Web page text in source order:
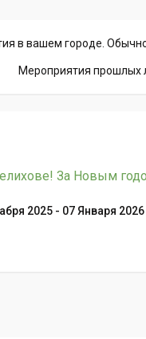
в вашем городе.
Мероприятия прошлых
За Новым
2025 - 07 Января 2026